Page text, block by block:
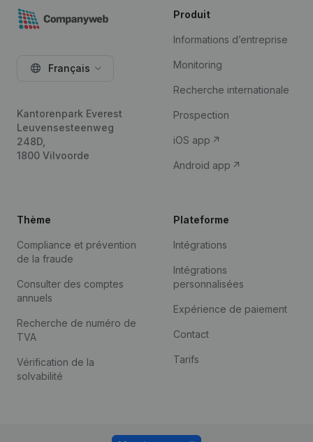
Français
Kantorenpark Everest
Leuvensesteenweg
248D,
1800 Vilvoorde
Produit
Informations d’entreprise
Monitoring
Recherche internationale
Prospection
iOS app
Android app
Thème
Compliance et prévention
de la fraude
Consulter des comptes
annuels
Recherche de numéro de
TVA
Vérification de la
solvabilité
Plateforme
Intégrations
Intégrations
personnalisées
Expérience de paiement
Contact
Tarifs